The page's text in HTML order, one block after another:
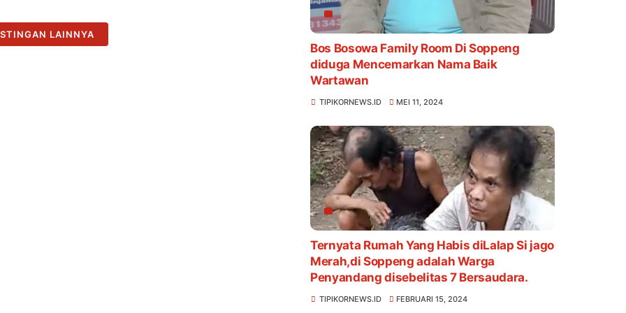
LAINNYA
Bos Bosowa Family Room Di Soppeng
diduga Mencemarkan Nama Baik
Wartawan
TIPIKORNEWS.ID MEI 11, 2024
Ternyata Rumah Yang Habis diLalap Si jago
Merah,di Soppeng adalah Warga
Penyandang disebelitas 7 Bersaudara.
TIPIKORNEWS.ID FEBRUARI 15, 2024